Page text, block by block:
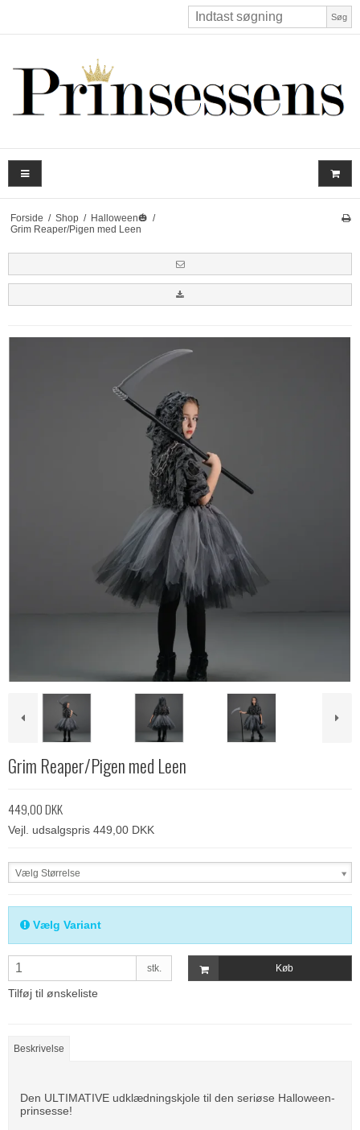
Søg
Forside / Shop / Halloween🎃 /
Grim Reaper/Pigen med Leen
Grim Reaper/Pigen med Leen
449,00 DKK
Vejl. udsalgspris 449,00 DKK
Vælg Størrelse
Vælg Variant
stk. Køb
Tilføj til ønskeliste
Beskrivelse
Den ULTIMATIVE udklædningskjole til den seriøse Halloween-
prinsesse!